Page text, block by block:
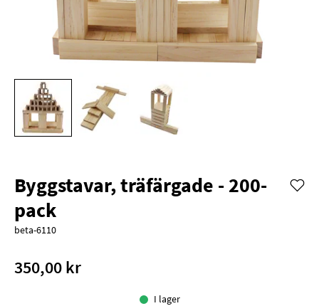
Byggstavar, träfärgade - 200-
pack
beta-6110
350,00 kr
I lager